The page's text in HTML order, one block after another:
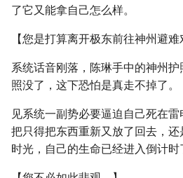
了它又能拿自己怎么样。
【您是打算离开极东前往神州避难
系统话音刚落，陈琳手中的神州
照没了，这下恐怕是真走不掉了。
见系统一副势必要逼迫自己死在
把只得把东西重新又放了回去，
时光，自己的生命已经进入倒计时